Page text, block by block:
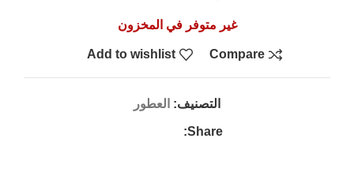
غير متوفر في المخزون
Compare
Add to wishlist
التصنيف: العطور
Share: